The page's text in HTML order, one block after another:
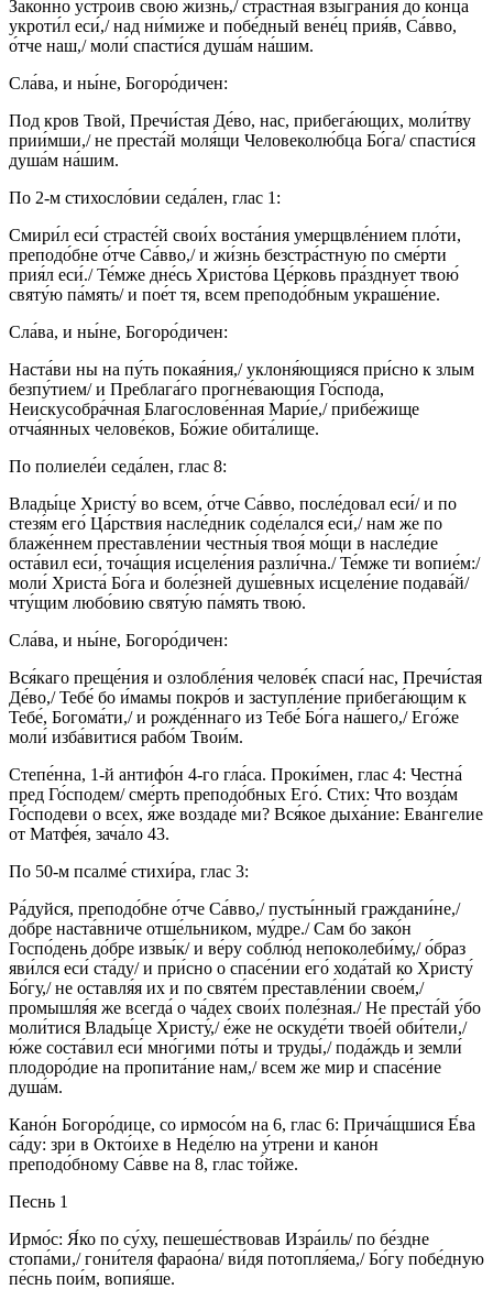
Зако́нно устро́ив свою́ жи́знь,/ страстна́я взыгра́ния до конца́
укроти́л еси́,/ над ни́миже и побе́дный вене́ц прия́в, Са́вво,
о́тче наш,/ моли́ спасти́ся душа́м на́шим.
Сла́ва, и ны́не, Богоро́дичен:
Под кров Твой, Пречи́стая Де́во, нас, прибега́ющих, моли́тву
прии́мши,/ не преста́й моля́щи Человеколю́бца Бо́га/ спасти́ся
душа́м на́шим.
По 2-м стихосло́вии седа́лен, глас 1:
Смири́л еси́ страсте́й свои́х воста́ния умерщвле́нием пло́ти,
преподо́бне о́тче Са́вво,/ и жи́знь безстра́стную по сме́рти
прия́л еси́./ Те́мже дне́сь Христо́ва Це́рковь пра́зднует твою́
святу́ю па́мять/ и пое́т тя, всем преподо́бным украше́ние.
Сла́ва, и ны́не, Богоро́дичен:
Наста́ви ны на пу́ть покая́ния,/ уклоня́ющияся при́сно к злым
безпу́тием/ и Преблага́го прогне́вающия Го́спода,
Неискусобра́чная Благослове́нная Мари́е,/ прибе́жище
отча́янных челове́ков, Бо́жие обита́лище.
По полиеле́и седа́лен, глас 8:
Влады́це Христу́ во всем, о́тче Са́вво, после́довал еси́/ и по
стезя́м его́ Ца́рствия насле́дник соде́лался еси́,/ нам же по
блаже́ннем преставле́нии честны́я твоя́ мо́щи в насле́дие
оста́вил еси́, точа́щия исцеле́ния разли́чна./ Те́мже ти вопие́м:/
моли́ Христа́ Бо́га и боле́зней душе́вных исцеле́ние подава́й/
чту́щим любо́вию святу́ю па́мять твою́.
Сла́ва, и ны́не, Богоро́дичен:
Вся́каго преще́ния и озлобле́ния челове́к спаси́ нас, Пречи́стая
Де́во,/ Тебе́ бо и́мамы покро́в и заступле́ние прибега́ющим к
Тебе́, Богома́ти,/ и рожде́ннаго из Тебе́ Бо́га на́шего,/ Его́же
моли́ изба́витися рабо́м Твои́м.
Степе́нна, 1-й антифо́н 4-го гла́са. Проки́мен, глас 4: Честна́
пред Го́сподем/ сме́рть преподо́бных Его́. Стих: Что возда́м
Го́сподеви о всех, я́же воздаде́ ми? Вся́кое дыха́ние: Ева́нгелие
от Матфе́я, зача́ло 43.
По 50-м псалме́ стихи́ра, глас 3:
Ра́дуйся, преподо́бне о́тче Са́вво,/ пусты́нный граждани́не,/
до́бре наста́вниче отше́льником, му́дре./ Сам бо зако́н
Госпо́день до́бре извы́к/ и ве́ру соблю́д непоколеби́му,/ о́браз
яви́лся еси́ ста́ду/ и при́сно о спасе́нии его́ хода́тай ко Христу́
Бо́гу,/ не оставля́я их и по святе́м преставле́нии свое́м,/
промышля́я же всегда́ о ча́дех свои́х поле́зная./ Не преста́й у́бо
моли́тися Влады́це Христу́,/ е́же не оскуде́ти твое́й оби́тели,/
ю́же соста́вил еси́ мно́гими по́ты и труды́,/ пода́ждь и земли́
плодоро́дие на пропита́ние нам,/ всем же мир и спасе́ние
душа́м.
Кано́н Богоро́дице, со ирмосо́м на 6, глас 6: Прича́щшися Е́ва
са́ду: зри в Окто́ихе в Неде́лю на у́трени и кано́н
преподо́бному Са́вве на 8, глас то́йже.
Песнь 1
Ирмо́с: Я́ко по су́ху, пешеше́ствовав Изра́иль/ по бе́здне
стопа́ми,/ гони́теля фарао́на/ ви́дя потопля́ема,/ Бо́гу побе́дную
пе́снь пои́м, вопия́ше.